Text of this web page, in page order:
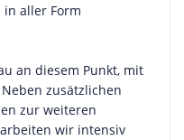
aller Form
an diesem Punkt, mit
zusätzlichen
zur weiteren
wir intensiv